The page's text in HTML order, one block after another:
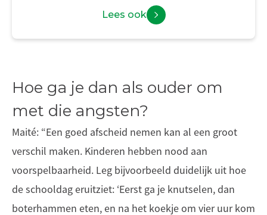
Lees ook
Hoe ga je dan als ouder om
met die angsten?
Maité: “Een goed afscheid nemen kan al een groot
verschil maken. Kinderen hebben nood aan
voorspelbaarheid. Leg bijvoorbeeld duidelijk uit hoe
de schooldag eruitziet: ‘Eerst ga je knutselen, dan
boterhammen eten, en na het koekje om vier uur kom